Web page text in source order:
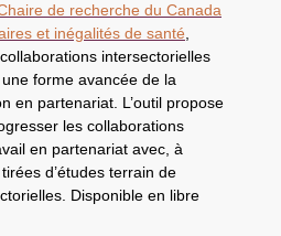
de recherche du Canada
et inégalités de santé
intersectorielles
forme avancée de la
en partenariat. L’outil propose
les collaborations
en partenariat avec, à
d’études terrain de
Disponible en libre